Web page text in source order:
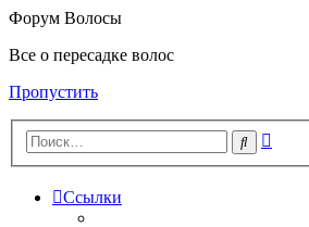
Форум Волосы
Все о пересадке волос
Пропустить
Поиск
Ссылки